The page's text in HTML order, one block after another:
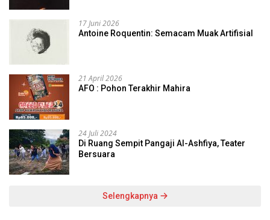
17 Juni 2026
Antoine Roquentin: Semacam Muak Artifisial
21 April 2026
AFO : Pohon Terakhir Mahira
24 Juli 2024
Di Ruang Sempit Pangaji Al-Ashfiya, Teater
Bersuara
Selengkapnya